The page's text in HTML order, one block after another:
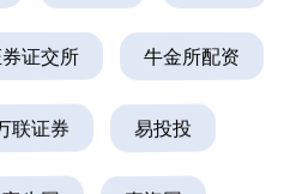
证交所 牛金所配资
联证券 易投投